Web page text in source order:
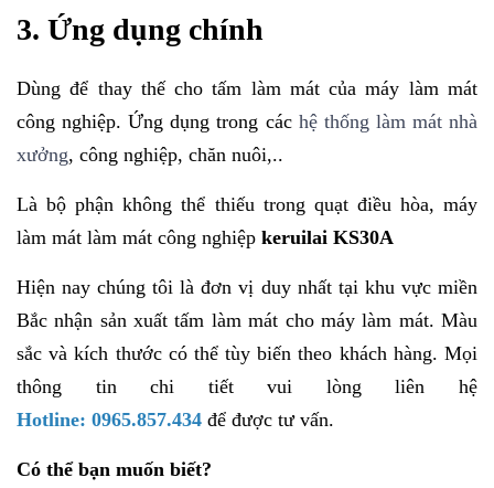
3. Ứng dụng chính
Dùng để thay thế cho tấm làm mát của máy làm mát
công nghiệp. Ứng dụng trong các hệ thống làm mát nhà
xưởng, công nghiệp, chăn nuôi,..
Là bộ phận không thể thiếu trong quạt điều hòa, máy
làm mát làm mát công nghiệp keruilai KS30A
Hiện nay chúng tôi là đơn vị duy nhất tại khu vực miền
Bắc nhận sản xuất tấm làm mát cho máy làm mát. Màu
sắc và kích thước có thể tùy biến theo khách hàng. Mọi
thông tin chi tiết vui lòng liên hệ
Hotline: 0965.857.434 để được tư vấn.
Có thể bạn muốn biết?